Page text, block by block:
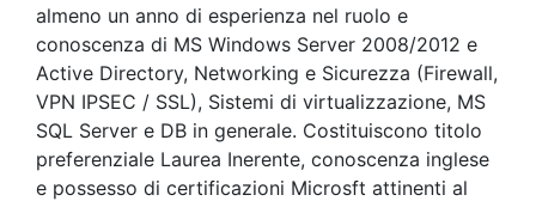
almeno un anno di esperienza nel ruolo e
conoscenza di MS Windows Server 2008/2012 e
Active Directory, Networking e Sicurezza (Firewall,
VPN IPSEC / SSL), Sistemi di virtualizzazione, MS
SQL Server e DB in generale. Costituiscono titolo
preferenziale Laurea Inerente, conoscenza inglese
e possesso di certificazioni Microsft attinenti al